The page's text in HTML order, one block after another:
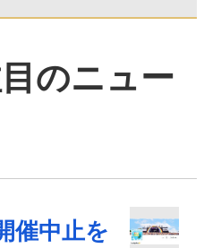
のニュー
催中止を